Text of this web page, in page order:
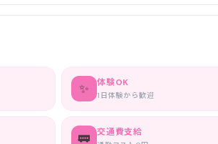
✨ 体験OK
1日体験から歓迎
🚃 交通費支給